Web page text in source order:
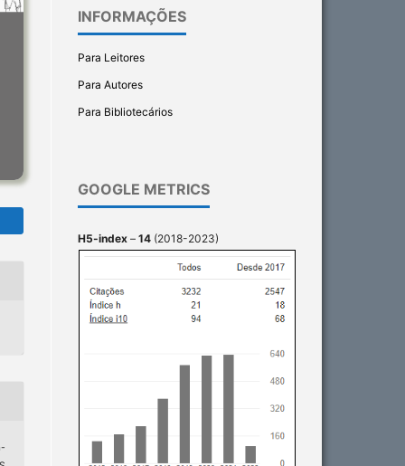
INFORMAÇÕES
Para Leitores
Para Autores
Para Bibliotecários
GOOGLE METRICS
H5-index – 14 (2018-2023)